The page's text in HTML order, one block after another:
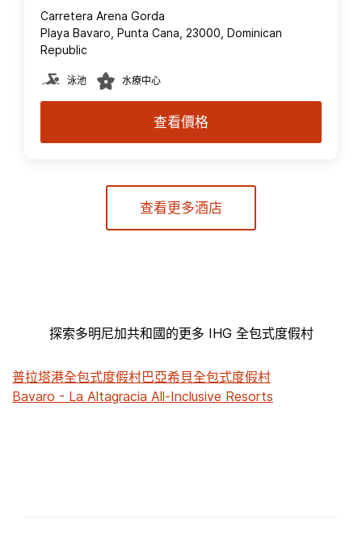
Carretera Arena Gorda
Playa Bavaro, Punta Cana, 23000, Dominican
Republic
泳池 水療中心
查看價格
查看更多酒店
探索多明尼加共和國的更多 IHG 全包式度假村
普拉塔港全包式度假村巴亞希貝全包式度假村
Bavaro - La Altagracia All-Inclusive Resorts